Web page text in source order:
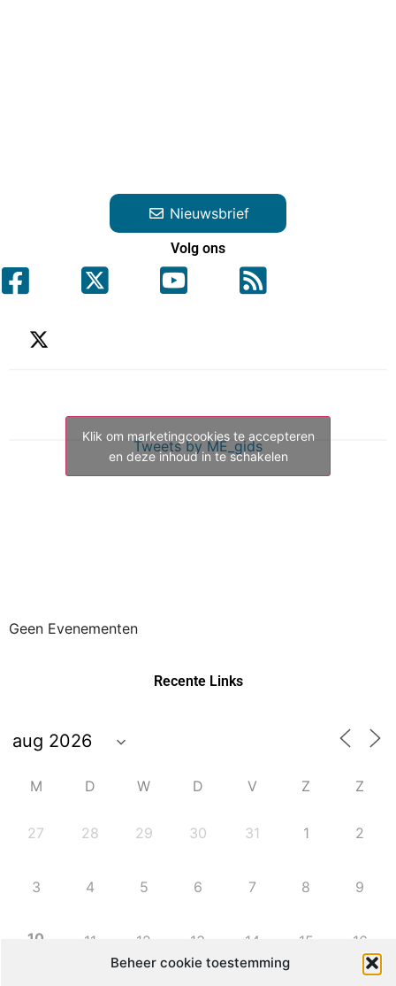
Beheer cookie toestemming
Nieuwsbrief
Volg ons
Tweets by ME_gids
Klik om marketingcookies te accepteren
en deze inhoud in te schakelen
Geen Evenementen
Recente Links
M D W D V Z Z
27 28 29 30 31 1 2
3 4 5 6 7 8 9
10 11 12 13 14 15 16